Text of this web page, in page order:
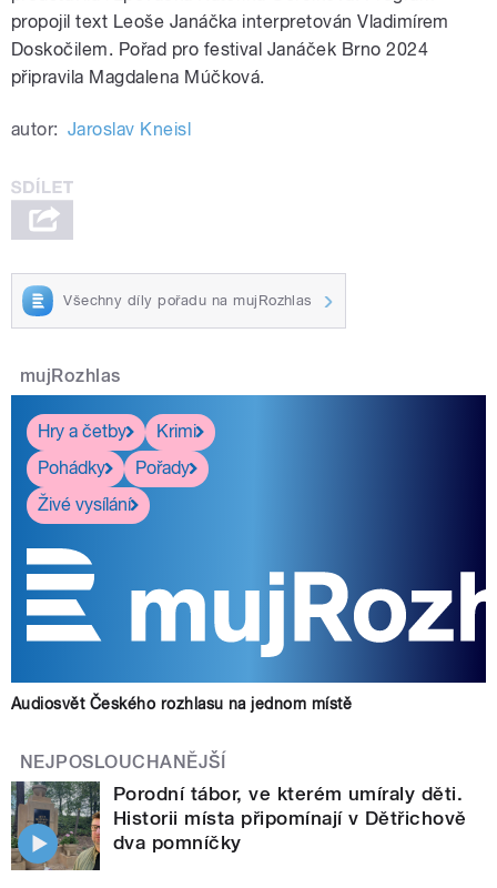
propojil text Leoše Janáčka interpretován Vladimírem
Doskočilem. Pořad pro festival Janáček Brno 2024
připravila Magdalena Múčková.
autor: Jaroslav Kneisl
Všechny díly pořadu na mujRozhlas
mujRozhlas
Hry a četby
Krimi
Pohádky
Pořady
Živé vysílání
Audiosvět Českého rozhlasu na jednom místě
NEJPOSLOUCHANĚJŠÍ
Porodní tábor, ve kterém umíraly děti.
Historii místa připomínají v Dětřichově
dva pomníčky